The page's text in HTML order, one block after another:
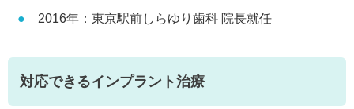
2016年：東京駅前しらゆり歯科 院長就任
対応できるインプラント治療